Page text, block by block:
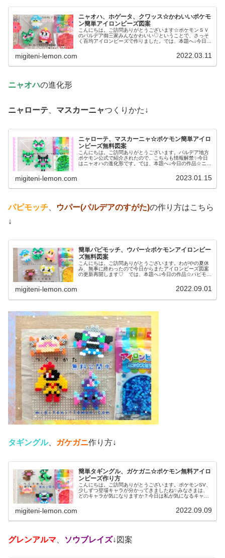
ニャオハ、ホゲータ、クワッス☆かわいいポケモ
ン簡単アイロンビーズ図案
こんにちは。ご訪問ありがとうございます☆ポケモンＳＶ
のパルデア御三家みんなかわいい♡ということで、さっそ
く百均アイロンビーズで作りました。では、本題へ↓今日の
migiteni-lemon.com 2022.03.11
ニャオハの進化形
ニャローテ マスカーニャつくりかた↓
ニャローテ、マスカーニャ☆ポケモン簡単アイロ
ンビーズ無料図案
こんにちは。ご訪問ありがとうございます。パルデア地方
ポケモン公式で紹介されたので、こちらも情報解禁✨今日
はニャオハの進化形です。では、本題へ↓今日の作品☆ニャ
migiteni-lemon.com 2023.01.15
パピモッチ ウパー(パルデアのすがた)の作り方はこちら
↓
簡単パピモッチ、ウパー☆ポケモンアイロンビー
ズ無料図案
こんにちは。ご訪問ありがとうございます。わがやの夏休
み、無事に終わったので今日からまたアイロンビーズ図案
の更新再開します♡ では、本題へ↓今日の作品☆パピモッ
migiteni-lemon.com 2022.09.01
タギングル、 ガケガニ作り方↓
簡単タギングル、ガケガニ☆ポケモン無料アイロ
ンビーズ作り方
こんにちは。ご訪問ありがとうございます。ポケモンSV、
少しずつ登場キャラが分かってきましたね✨みなさまは、
どのキャラが気になりますか？今日は私が気になるキャラ
migiteni-lemon.com 2022.09.09
グレンアルマ ソウブレイズ↓図案